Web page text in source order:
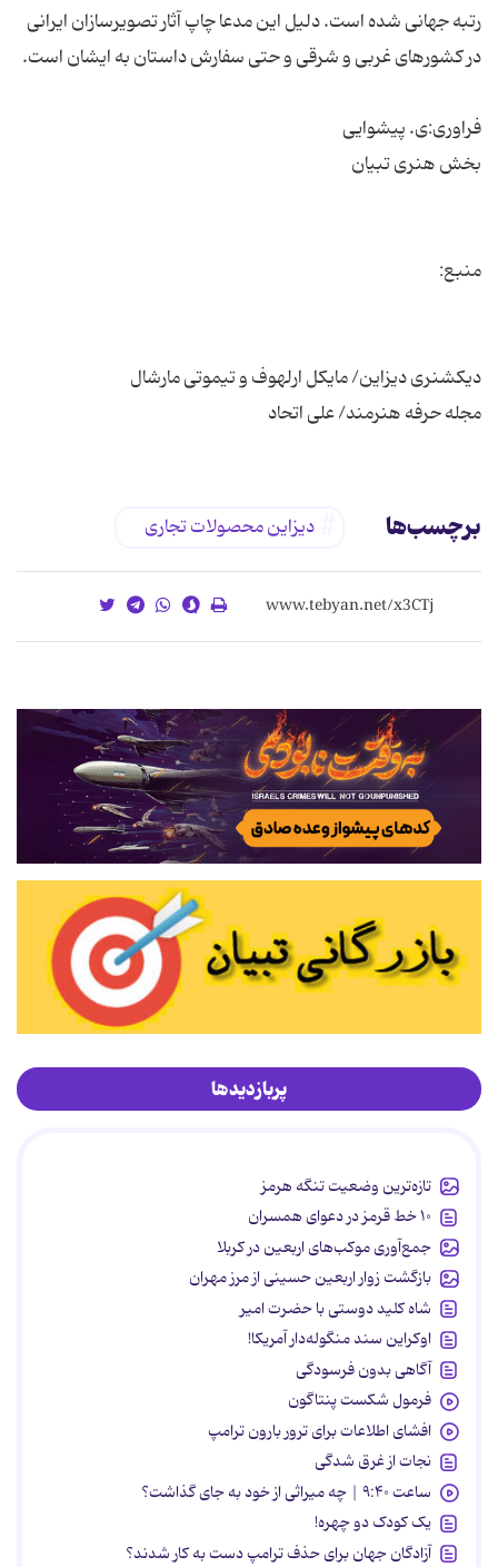
رتبه جهانی شده است. دلیل این مدعا چاپ آثار تصویرسازان ایرانی
مجله حرفه هنرمند/ علی اتحاد
برچسب‌ها دیزاین محصولات تجاری
پربازدیدها
تازه‌ترین وضعیت تنگه هرمز
۱۰ خط قرمز در دعوای همسران
جمع‌آوری موکب‌های اربعین در کربلا
بازگشت زوار اربعین حسینی از مرز مهران
شاه کلید دوستی با حضرت امیر
اوکراین سند منگوله‌دار آمریکا!
آگاهی بدون فرسودگی
فرمول شکست پنتاگون
افشای اطلاعات برای ترور بارون ترامپ
نجات از غرق شدگی
ساعت ۹:۴۰ | چه میراثی از خود به جای گذاشت؟
یک کودک دو چهره!
آزادگان جهان برای حذف ترامپ دست به کار شدند؟